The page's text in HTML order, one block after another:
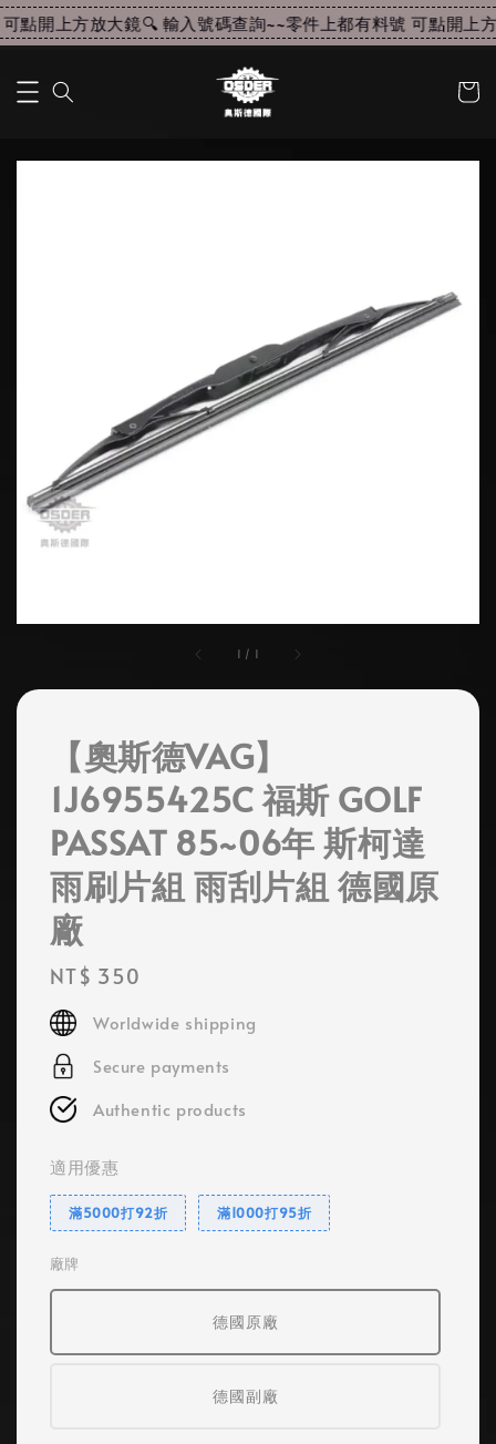
點開上方放大鏡🔍 輸入號碼查詢~~零件上都有料號 可點開上
1 / 1
【奧斯德VAG】
1J6955425C 福斯 GOLF
PASSAT 85~06年 斯柯達
雨刷片組 雨刮片組 德國原
廠
Regular
price
NT$ 350
Worldwide shipping
Secure payments
Authentic products
適用優惠
滿5000打92折 滿1000打95折
廠牌
德國原廠
德國副廠